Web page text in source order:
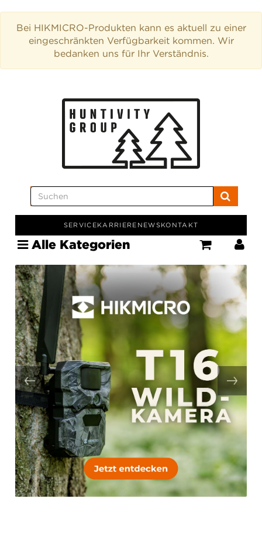
Bei HIKMICRO-Produkten kann es aktuell zu einer
eingeschränkten Verfügbarkeit kommen. Wir
bedanken uns für Ihr Verständnis.
SERVICEKARRIERE NEWSKONTAKT
Alle Kategorien